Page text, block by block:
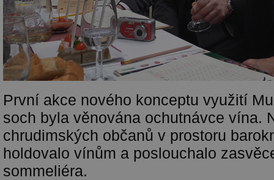
První akce nového konceptu využití
soch byla věnována ochutnávce vína.
chrudimských občanů v prostoru
holdovalo vínům a poslouchalo
sommeliéra.